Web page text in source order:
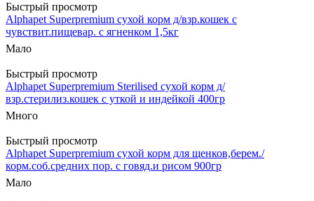
Быстрый просмотр
Alphapet Superpremium сухой корм д/взр.кошек с
чувствит.пищевар. с ягненком 1,5кг
Мало
Быстрый просмотр
Alphapet Superpremium Sterilised сухой корм д/
взр.стерилиз.кошек с уткой и индейкой 400гр
Много
Быстрый просмотр
Alphapet Superpremium сухой корм для щенков,берем./
корм.соб.средних пор. с говяд.и рисом 900гр
Мало